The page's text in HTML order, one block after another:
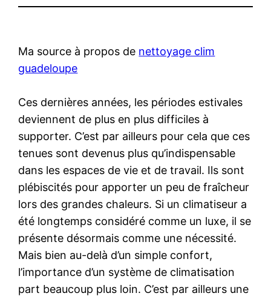
Ma source à propos de nettoyage clim
guadeloupe
Ces dernières années, les périodes estivales
deviennent de plus en plus difficiles à
supporter. C’est par ailleurs pour cela que ces
tenues sont devenus plus qu’indispensable
dans les espaces de vie et de travail. Ils sont
plébiscités pour apporter un peu de fraîcheur
lors des grandes chaleurs. Si un climatiseur a
été longtemps considéré comme un luxe, il se
présente désormais comme une nécessité.
Mais bien au-delà d’un simple confort,
l’importance d’un système de climatisation
part beaucoup plus loin. C’est par ailleurs une